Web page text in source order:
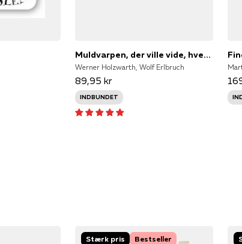
Muldvarpen, der ville vide, hvem der havde lavet lort på dens hoved
Werner Holzwarth, Wolf Erlbruch
89,95 kr
INDBUNDET
Stærk pris Bestseller